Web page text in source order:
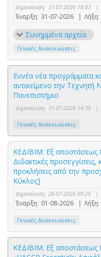
Δημοσίευση: 31-07-2026 18:03 |
Έναρξη: 31-07-2026 | Λήξη:
Συνημμένα αρχεία
Γενικές Ανακοινώσεις
Εννέα νέα προγράμματα
αντικείμενο την
Πανεπιστήμιο
Δημοσίευση: 31-07-2026 14:35 |
Γενικές Ανακοινώσεις
ΚΕΔΙΒΙΜ: Εξ αποστάσεως
Διδακτικές προσεγγίσεις,
προκλήσεις από την
Κύκλος]
Δημοσίευση: 28-07-2026 09:25 |
Έναρξη: 01-08-2026 | Λήξη:
Γενικές Ανακοινώσεις
ΚΕΔΙΒΙΜ: Εξ